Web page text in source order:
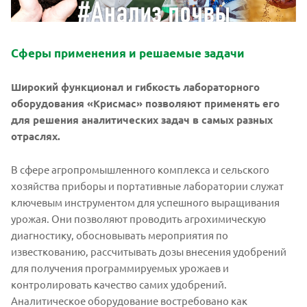
Сферы применения и решаемые задачи
Широкий функционал и гибкость лабораторного
оборудования «Крисмас» позволяют применять его
для решения аналитических задач в самых разных
отраслях.
В сфере агропромышленного комплекса и сельского
хозяйства приборы и портативные лаборатории служат
ключевым инструментом для успешного выращивания
урожая. Они позволяют проводить агрохимическую
диагностику, обосновывать мероприятия по
известкованию, рассчитывать дозы внесения удобрений
для получения программируемых урожаев и
контролировать качество самих удобрений.
Аналитическое оборудование востребовано как